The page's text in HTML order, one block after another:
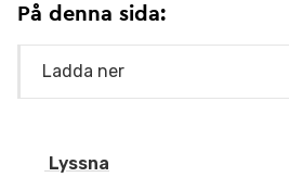
Lyssna
På denna sida:
Ladda ner